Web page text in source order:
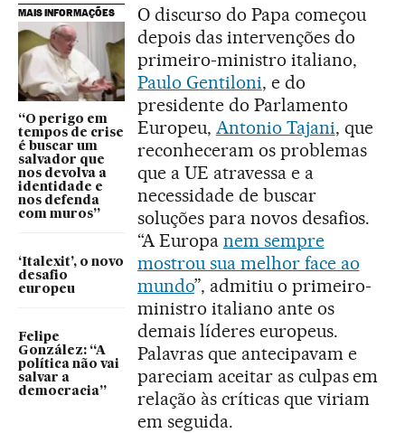
MAIS INFORMAÇÕES
“O perigo em
tempos de crise
é buscar um
salvador que
nos devolva a
identidade e
nos defenda
com muros”
‘Italexit’, o novo
desafio
europeu
Felipe
González: “A
política não vai
salvar a
democracia”
O discurso do Papa começou
depois das intervenções do
primeiro-ministro italiano,
Paulo Gentiloni, e do
presidente do Parlamento
Europeu, Antonio Tajani, que
reconheceram os problemas
que a UE atravessa e a
necessidade de buscar
soluções para novos desafios.
“A Europa nem sempre
mostrou sua melhor face ao
mundo”, admitiu o primeiro-
ministro italiano ante os
demais líderes europeus.
Palavras que antecipavam e
pareciam aceitar as culpas em
relação às críticas que viriam
em seguida.